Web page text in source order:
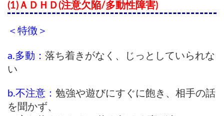
(1)ＡＤＨＤ(注意欠陥/多動性障害)
＜特徴＞
a.多動： 落ち着きがなく、じっとしていられな
い
b.不注意： 勉強や遊びにすぐに飽き、相手の話
を聞かず、